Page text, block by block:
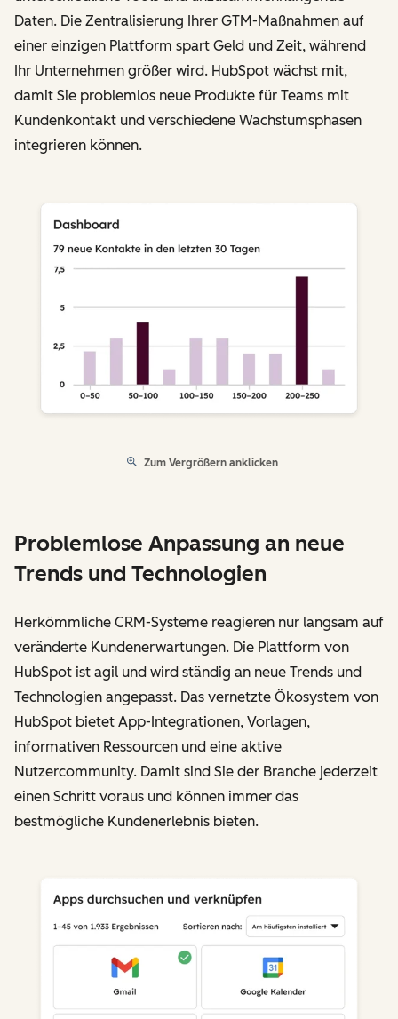
Daten. Die Zentralisierung Ihrer GTM-Maßnahmen auf
einer einzigen Plattform spart Geld und Zeit, während
Ihr Unternehmen größer wird. HubSpot wächst mit,
damit Sie problemlos neue Produkte für Teams mit
Kundenkontakt und verschiedene Wachstumsphasen
integrieren können.
Zum Vergrößern anklicken
Problemlose Anpassung an neue
Trends und Technologien
Herkömmliche CRM-Systeme reagieren nur langsam auf
veränderte Kundenerwartungen. Die Plattform von
HubSpot ist agil und wird ständig an neue Trends und
Technologien angepasst. Das vernetzte Ökosystem von
HubSpot bietet App-Integrationen, Vorlagen,
informativen Ressourcen und eine aktive
Nutzercommunity. Damit sind Sie der Branche jederzeit
einen Schritt voraus und können immer das
bestmögliche Kundenerlebnis bieten.